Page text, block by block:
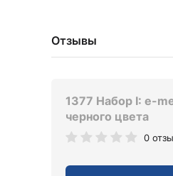
Отзывы
1377 Набор I: e-
черного цвета
0